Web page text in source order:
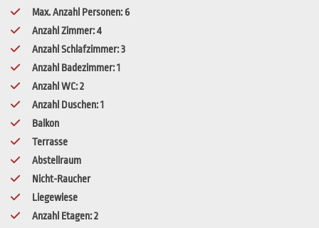
Max. Anzahl Personen: 6
Anzahl Zimmer:4
Anzahl Schlafzimmer:3
Anzahl Badezimmer:1
Anzahl WC:2
Anzahl Duschen:1
Balkon
Terrasse
Abstellraum
Nicht-Raucher
Liegewiese
Anzahl Etagen:2